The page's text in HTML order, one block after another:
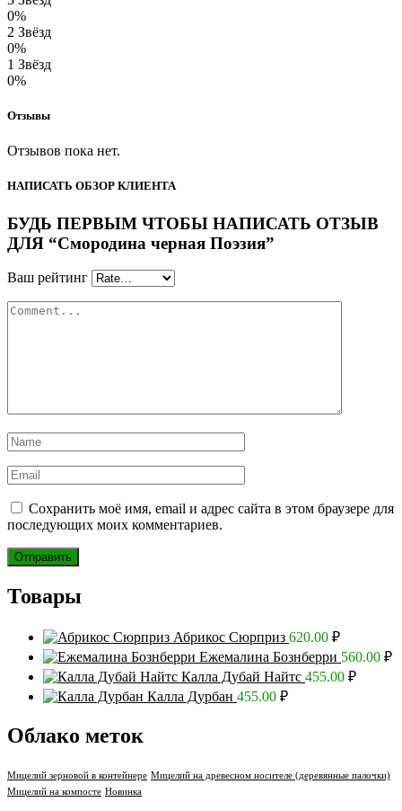
0%
2 Звёзд
0%
1 Звёзд
0%
Отзывы
Отзывов пока нет.
НАПИСАТЬ ОБЗОР КЛИЕНТА
БУДЬ ПЕРВЫМ ЧТОБЫ НАПИСАТЬ ОТЗЫВ
ДЛЯ “Смородина черная Поэзия”
Ваш рейтинг
Сохранить моё имя, email и адрес сайта в этом браузере для
последующих моих комментариев.
Товары
Абрикос Сюрприз 620.00 ₽
Ежемалина Бознберри 560.00 ₽
Калла Дубай Найтс 455.00 ₽
Калла Дурбан 455.00 ₽
Облако меток
Мицелий зерновой в контейнере Мицелий на древесном носителе (деревянные палочки)
Мицелий на компосте Новинка